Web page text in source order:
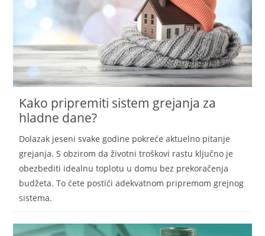
Kako pripremiti sistem grejanja za
hladne dane?
Dolazak jeseni svake godine pokreće aktuelno pitanje
grejanja. S obzirom da životni troškovi rastu ključno je
obezbediti idealnu toplotu u domu bez prekoračenja
budžeta. To ćete postići adekvatnom pripremom grejnog
sistema.